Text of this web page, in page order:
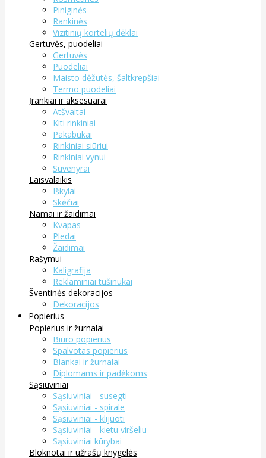
Piniginės
Rankinės
Vizitinių kortelių dėklai
Gertuvės, puodeliai
Gertuvės
Puodeliai
Maisto dėžutės, šaltkrepšiai
Termo puodeliai
Įrankiai ir aksesuarai
Atšvaitai
Kiti rinkiniai
Pakabukai
Rinkiniai siūriui
Rinkiniai vynui
Suvenyrai
Laisvalaikis
Iškylai
Skėčiai
Namai ir žaidimai
Kvapas
Pledai
Žaidimai
Rašymui
Kaligrafija
Reklaminiai tušinukai
Šventinės dekoracijos
Dekoracijos
Popierius
Popierius ir žurnalai
Biuro popierius
Spalvotas popierius
Blankai ir žurnalai
Diplomams ir padėkoms
Sąsiuviniai
Sąsiuviniai - susegti
Sąsiuviniai - spirale
Sąsiuviniai - klijuoti
Sąsiuviniai - kietu viršeliu
Sąsiuviniai kūrybai
Bloknotai ir užrašų knygelės